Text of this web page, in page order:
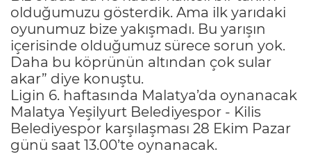
olduğumuzu gösterdik. Ama ilk yarıdaki
oyunumuz bize yakışmadı. Bu yarışın
içerisinde olduğumuz sürece sorun yok.
Daha bu köprünün altından çok sular
akar” diye konuştu.
Ligin 6. haftasında Malatya’da oynanacak
Malatya Yeşilyurt Belediyespor - Kilis
Belediyespor karşılaşması 28 Ekim Pazar
günü saat 13.00’te oynanacak.